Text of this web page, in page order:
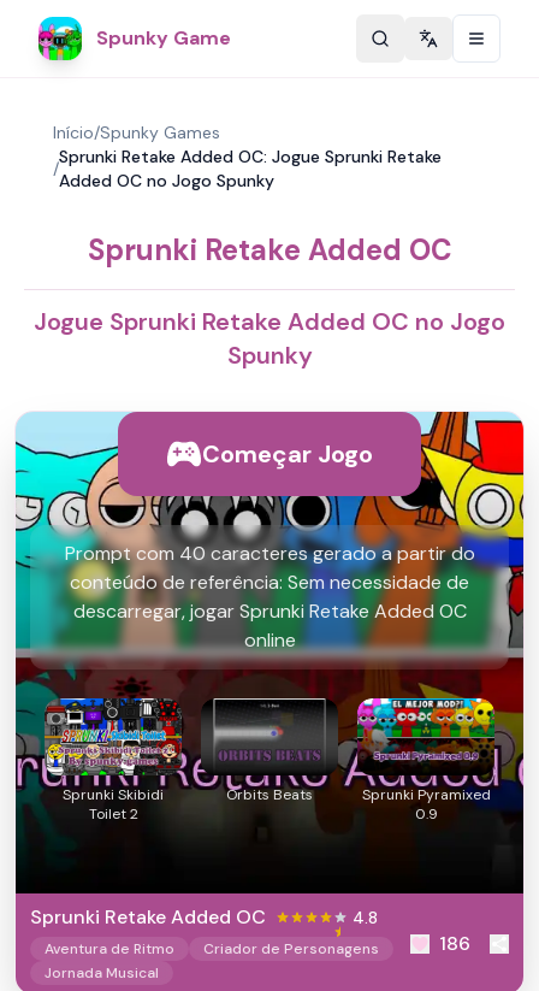
Spunky Game Change
Início/Spunky Games
/
Sprunki Retake Added OC: Jogue Sprunki Retake
Added OC no Jogo Spunky
Sprunki Retake Added OC
Jogue Sprunki Retake Added OC no Jogo
Spunky
Começar Jogo
Prompt com 40 caracteres gerado a partir do
conteúdo de referência: Sem necessidade de
descarregar, jogar Sprunki Retake Added OC
online
Sprunki Skibidi
Toilet 2
Orbits Beats
Sprunki Pyramixed
0.9
Sprunki Retake Added OC 4.8
Aventura de Ritmo
Criador de Personagens
Jornada Musical
186